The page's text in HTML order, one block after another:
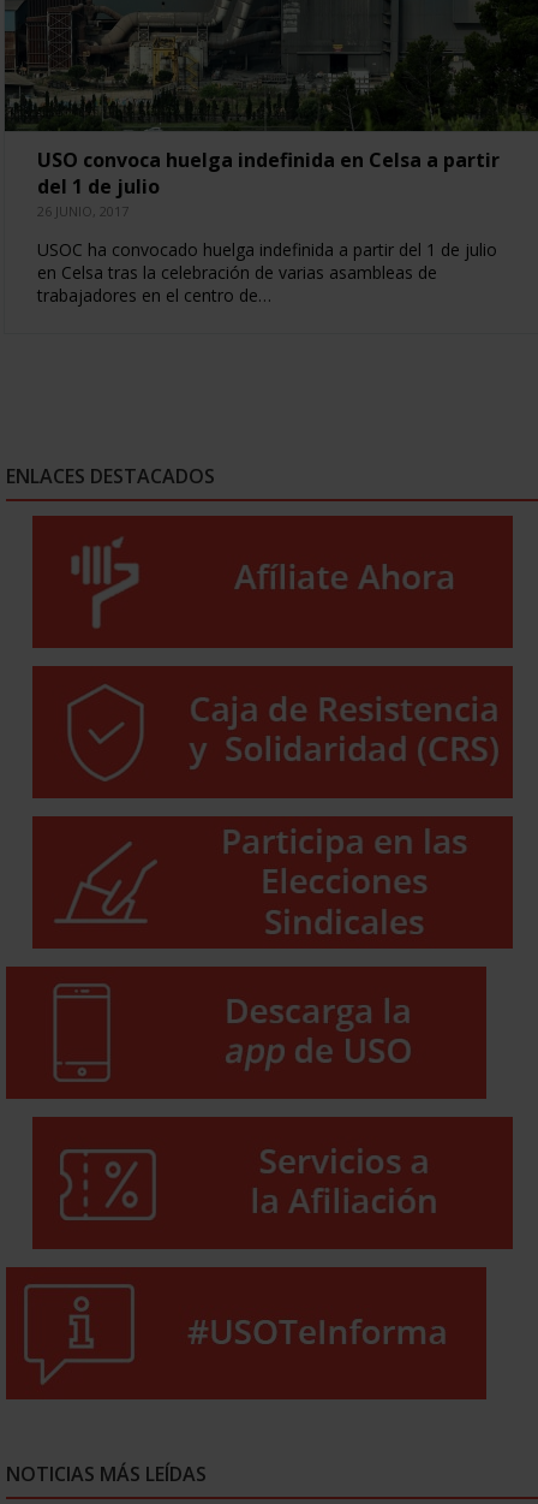
USO convoca huelga indefinida en Celsa a partir
del 1 de julio
26 JUNIO, 2017
USOC ha convocado huelga indefinida a partir del 1 de julio
en Celsa tras la celebración de varias asambleas de
trabajadores en el centro de…
ENLACES DESTACADOS
NOTICIAS MÁS LEÍDAS